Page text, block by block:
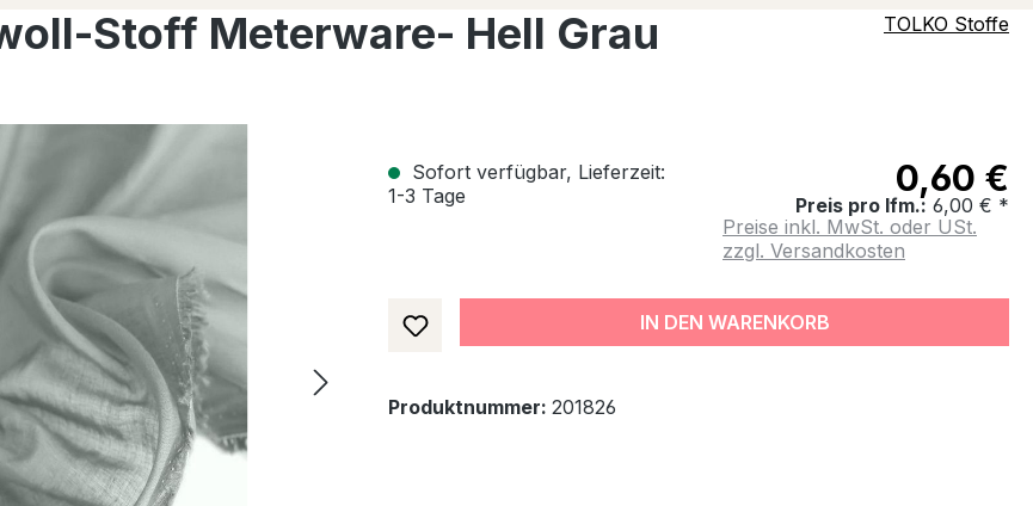
Stoff Meterware- Hell Grau TOLKO Stoffe
Sofort verfügbar, Lieferzeit:
1-3 Tage
0,60 €
Preis pro lfm.: 6,00 € *
Preise inkl. MwSt. oder USt.
zzgl. Versandkosten
IN DEN WARENKORB
Produktnummer: 201826